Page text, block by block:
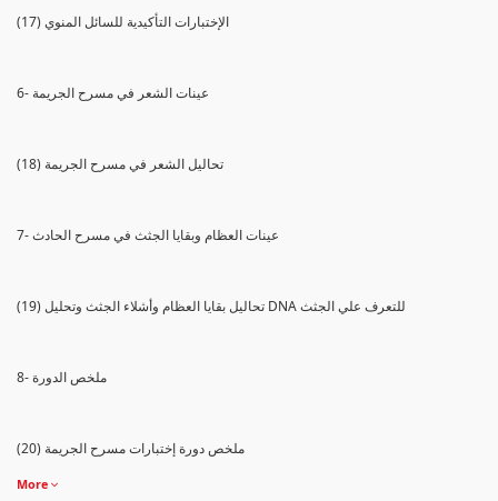
(17) الإختبارات التأكيدية للسائل المنوي
6- عينات الشعر في مسرح الجريمة
(18) تحاليل الشعر في مسرح الجريمة
7- عينات العظام وبقايا الجثث في مسرح الحادث
(19) تحاليل بقايا العظام وأشلاء الجثث وتحليل DNA للتعرف علي الجثث
8- ملخص الدورة
(20) ملخص دورة إختبارات مسرح الجريمة
More